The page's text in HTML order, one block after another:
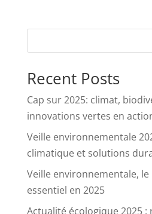
Recent Posts
Cap sur 2025: climat,
innovations vertes en
Veille environnementale
climatique et solutions
Veille environnementale,
essentiel en 2025
Actualité écologique 2025